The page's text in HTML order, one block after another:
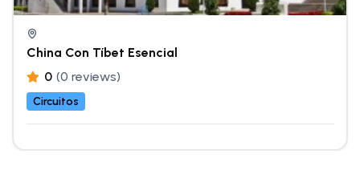
China Con Tíbet Esencial
0 (0 reviews)
Circuitos